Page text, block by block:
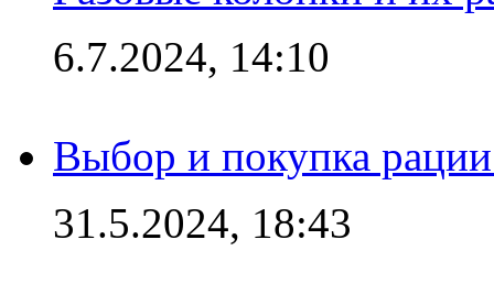
6.7.2024, 14:10
Выбор и покупка
31.5.2024, 18:43